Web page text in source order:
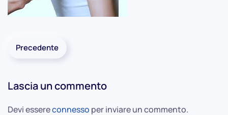
Precedente
Lascia un commento
Devi essereconnesso per inviare un commento.